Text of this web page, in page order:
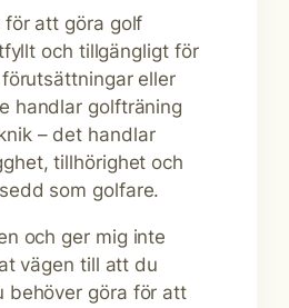
för att göra golf
och tillgängligt för
eller
handlar golfträning
– det handlar
tillhörighet och
som golfare.
och ger mig inte
vägen till att du
behöver göra för att